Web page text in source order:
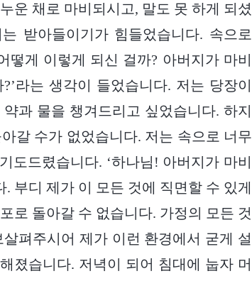
운 채로 마비되시고, 말도 못 하게 되셨
받아들이기가 힘들었습니다. 속으로
게 이렇게 되신 걸까? 아버지가 마비
라는 생각이 들었습니다. 저는 당장이
과 물을 챙겨드리고 싶었습니다. 하지
갈 수가 없었습니다. 저는 속으로 너무
도드렸습니다. ‘하나님! 아버지가 마비
부디 제가 이 모든 것에 직면할 수 있게
로 돌아갈 수 없습니다. 가정의 모든 것
펴주시어 제가 이런 환경에서 굳게 설
졌습니다. 저녁이 되어 침대에 눕자 머